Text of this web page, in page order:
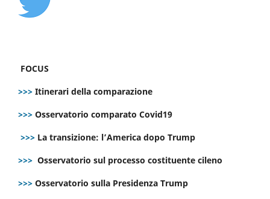
FOCUS
>>> Itinerari della comparazione
>>> Osservatorio comparato Covid19
>>> La transizione: l’America dopo Trump
>>> Osservatorio sul processo costituente cileno
>>> Osservatorio sulla Presidenza Trump